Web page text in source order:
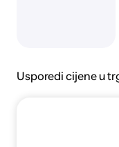
Usporedi cijene u